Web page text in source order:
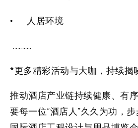
· 人居环境
…………
*更多精彩活动与大咖，持续揭
推动酒店产业链持续健康、有
要每一位“酒店人”久久为功，